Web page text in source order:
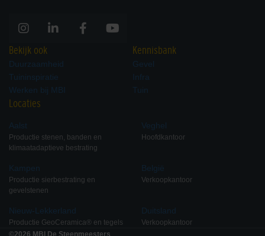
Bekijk ook
Duurzaamheid
Tuininspiratie
Werken bij MBI
Kennisbank
Gevel
Infra
Tuin
Locaties
Aalst
Productie stenen, banden en
klimaatadaptieve bestrating
Kampen
Productie sierbestrating en
gevelstenen
Nieuw-Lekkerland
Productie GeoCeramica® en tegels
Veghel
Hoofdkantoor
België
Verkoopkantoor
Duitsland
Verkoopkantoor
©2026 MBI De Steenmeesters